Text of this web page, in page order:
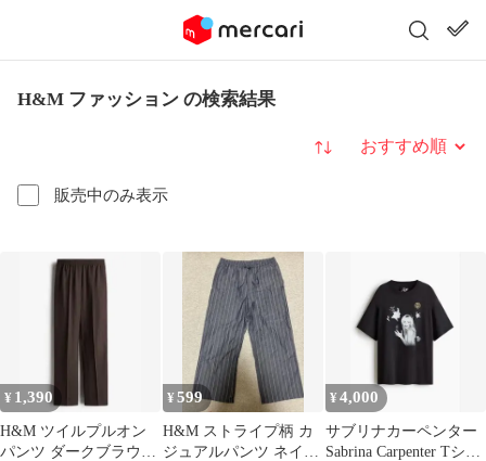
H&M ファッション の検索結果
販売中のみ表示
並び替え
¥ 1,390
H&M ツイルプルオン
パンツ ダークブラウン
¥599
H&M ストライプ柄 カ
ジュアルパンツ ネイビ
¥4,000
サブリナカーペンター
Sabrina Carpenter Tシャ